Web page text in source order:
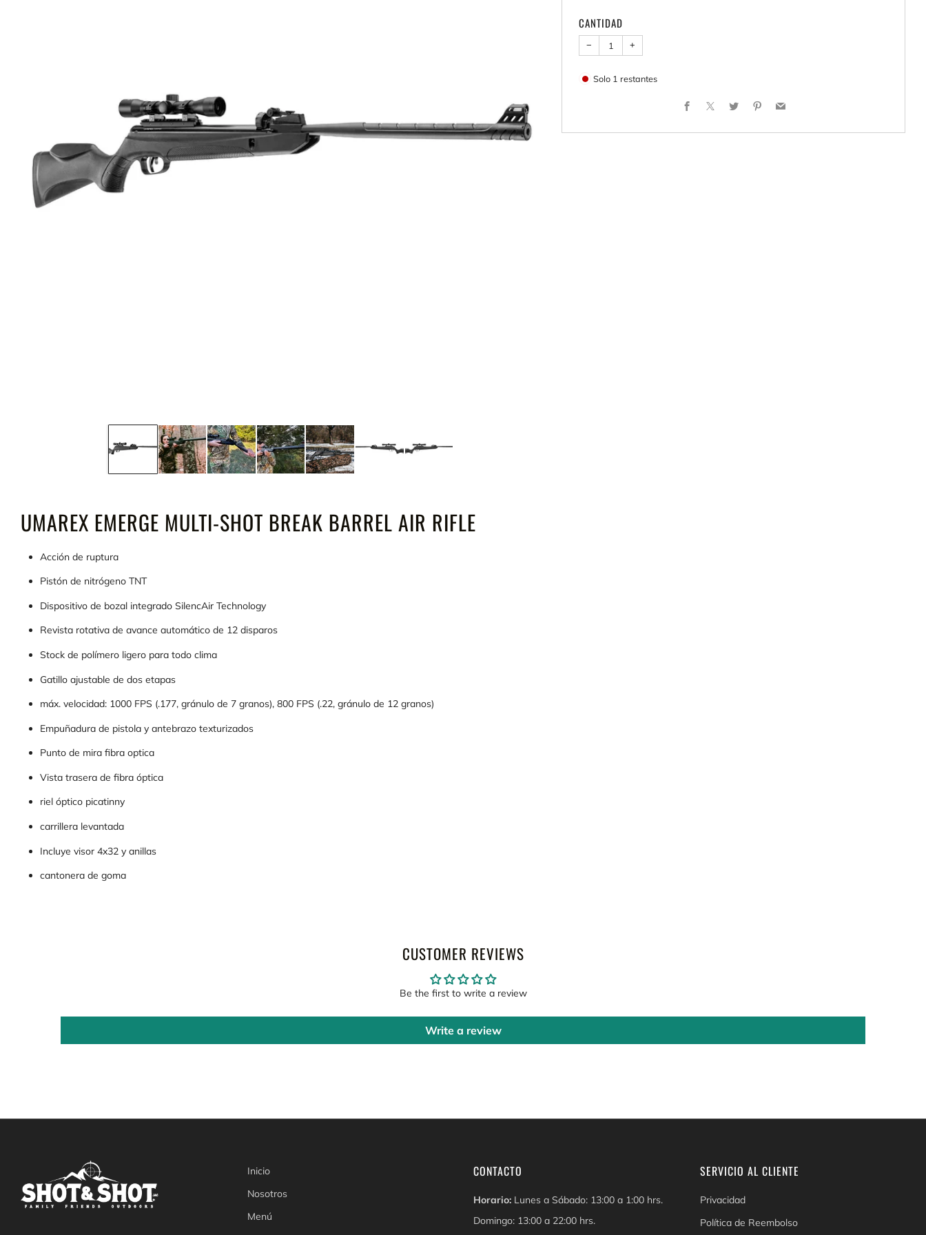
CANTIDAD
− +
Solo 1 restantes
Facebook
X TwitterPinterest
Email
UMAREX EMERGE MULTI-SHOT BREAK BARREL AIR RIFLE
Acción de ruptura
Pistón de nitrógeno TNT
Dispositivo de bozal integrado SilencAir Technology
Revista rotativa de avance automático de 12 disparos
Stock de polímero ligero para todo clima
Gatillo ajustable de dos etapas
máx. velocidad: 1000 FPS (.177, gránulo de 7 granos), 800 FPS (.22, gránulo de 12 granos)
Empuñadura de pistola y antebrazo texturizados
Punto de mira fibra optica
Vista trasera de fibra óptica
riel óptico picatinny
carrillera levantada
Incluye visor 4x32 y anillas
cantonera de goma
CUSTOMER REVIEWS
Be the first to write a review
Write a review
Inicio
Nosotros
Menú
CONTACTO
Horario: Lunes a Sábado: 13:00 a 1:00 hrs.
Domingo: 13:00 a 22:00 hrs.
SERVICIO AL CLIENTE
Privacidad
Política de Reembolso